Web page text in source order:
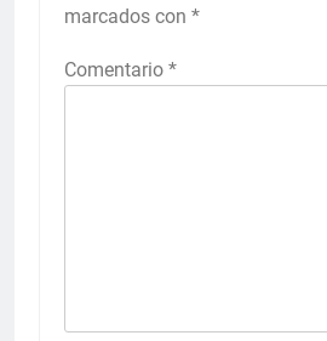
marcados con *
Comentario *